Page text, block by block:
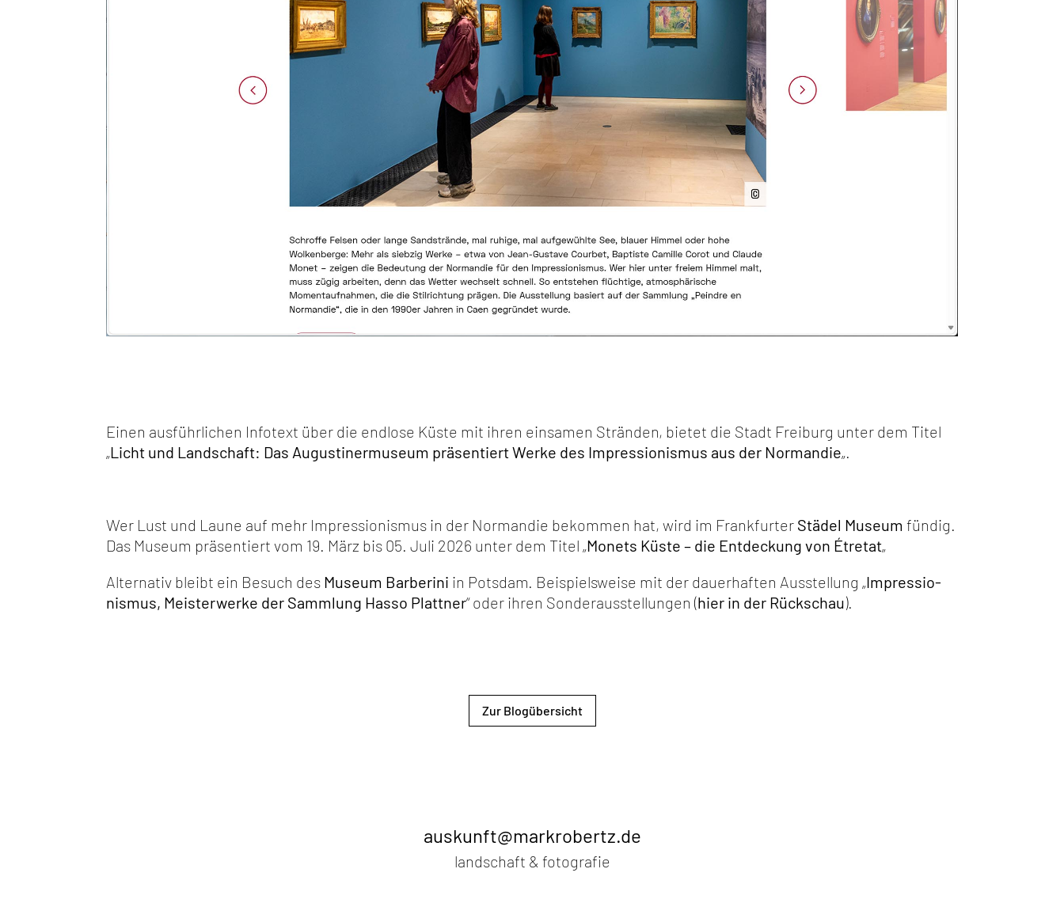
Einen ausführlichen Infotext über die endlose Küste mit ihren einsamen Stränden, bietet die Stadt Freiburg unter dem Titel
„Licht und Landschaft: Das Augustinermuseum präsentiert Werke des Impressionismus aus der Normandie„.
Wer Lust und Laune auf mehr Impressionismus in der Normandie bekommen hat, wird im Frankfurter Städel Museum fündig.
Das Museum präsentiert vom 19. März bis 05. Juli 2026 unter dem Titel „Monets Küste – die Entdeckung von Étretat„
Alternativ bleibt ein Besuch des Museum Barberini in Potsdam. Beispielsweise mit der dauerhaften Ausstellung „Impressio­
nismus, Meisterwerke der Sammlung Hasso Plattner“ oder ihren Sonderausstellungen (hier in der Rückschau).
Zur Blogübersicht
auskunft@markrobertz.de
landschaft & fotografie